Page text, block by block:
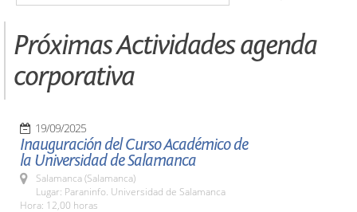
Próximas Actividades agenda
corporativa
19/09/2025
Inauguración del Curso Académico de
la Universidad de Salamanca
Salamanca (Salamanca)
Lugar: Paraninfo. Universidad de Salamanca
Hora: 12,00 horas